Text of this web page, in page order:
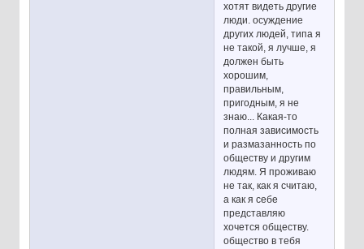
хотят видеть другие
люди. осуждение
других людей, типа я
не такой, я лучше, я
должен быть
хорошим,
правильным,
пригодным, я не
знаю... Какая-то
полная зависимость
и размазанность по
обществу и другим
людям. Я проживаю
не так, как я считаю,
а как я себе
представляю
хочется обществу.
общество в тебя